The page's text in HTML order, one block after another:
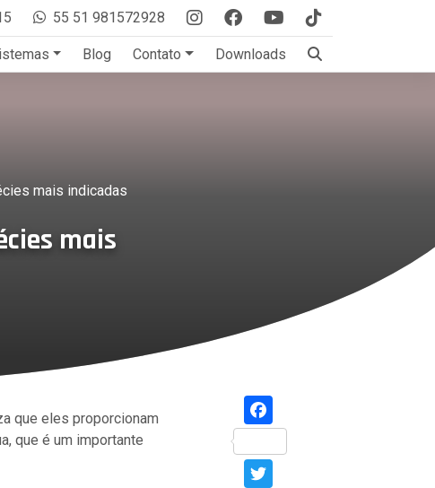
55 51 981572928
Blog Contato Downloads
mais indicadas
mais
que eles proporcionam
que é um importante
Facebook
Twitter